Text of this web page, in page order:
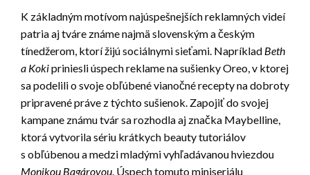
K základným motívom najúspešnejších reklamných videí
patria aj tváre známe najmä slovenským a českým
tínedžerom, ktorí žijú sociálnymi sieťami. Napríklad Beth
a Kokipriniesli úspech reklame na sušienky Oreo, v ktorej
sa podelili o svoje obľúbené vianočné recepty na dobroty
pripravené práve z týchto sušienok. Zapojiť do svojej
kampane známu tvár sa rozhodla aj značka Maybelline,
ktorá vytvorila sériu krátkych beauty tutoriálov
s obľúbenou a medzi mladými vyhľadávanou hviezdou
Monikou Bagárovou. Úspech tomuto miniseriálu